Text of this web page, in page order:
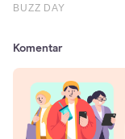
Komentar